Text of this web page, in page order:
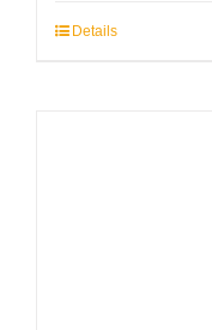
Details